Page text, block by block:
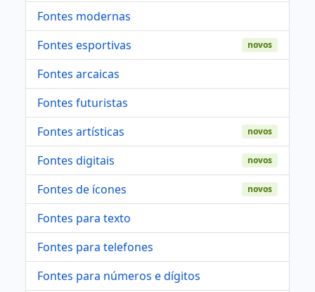
Fontes modernas
Fontes esportivas
novos
Fontes arcaicas
Fontes futuristas
Fontes artísticas
novos
Fontes digitais novos
Fontes de ícones novos
Fontes para texto
Fontes para telefones
Fontes para números e dígitos